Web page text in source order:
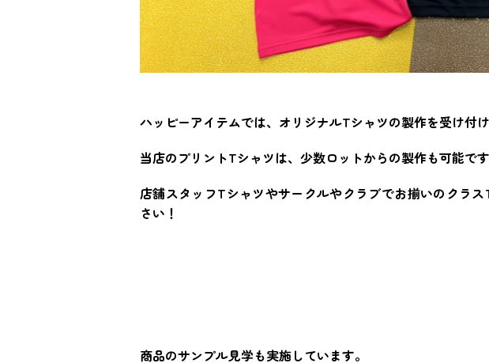
ハッピーアイテムでは、オリジナルTシャツの製作を受け付け
当店のプリントTシャツは、少数ロットからの製作も可能で
店舗スタッフTシャツやサークルやクラブでお揃いのクラ
さい！
商品のサンプル見学も実施しています。